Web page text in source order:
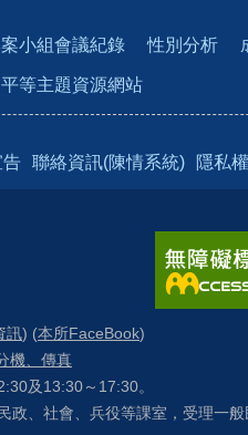
小組會議紀錄 性別分析
等主題資源網站
告 聯絡資訊(陳情系統) 隱私
訊) (本所FaceBook)
機、傳真
及13:30～17:30。
會、兵役等課室，受理一般民